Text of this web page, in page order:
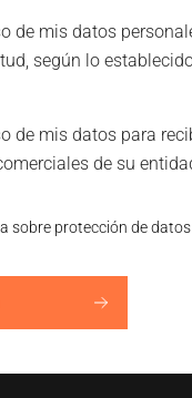
de mis datos
según lo
de mis datos para
de su
sobre protección de datos